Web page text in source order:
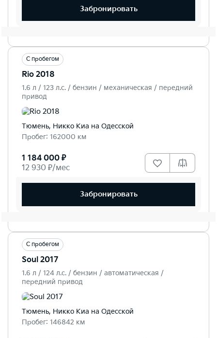
Забронировать
С пробегом
Rio 2018
1.6 л / 123 л.c. / бензин / механическая / передний
привод
Тюмень, Никко Kиа на Одесской
Пробег: 162000 км
1 184 000 ₽
12 930 ₽/мес
Забронировать
С пробегом
Soul 2017
1.6 л / 124 л.c. / бензин / автоматическая /
передний привод
Тюмень, Никко Kиа на Одесской
Пробег: 146842 км